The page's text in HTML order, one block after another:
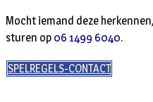
Mocht iemand deze
sturen op 06 1499 6040.
SPELREGELS-CONTACT